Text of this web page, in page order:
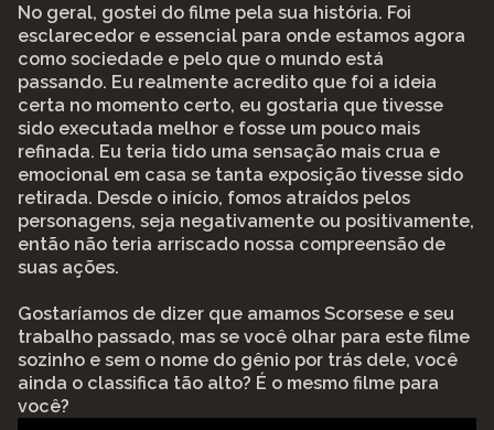
No geral, gostei do filme pela sua história. Foi
esclarecedor e essencial para onde estamos agora
como sociedade e pelo que o mundo está
passando. Eu realmente acredito que foi a ideia
certa no momento certo, eu gostaria que tivesse
sido executada melhor e fosse um pouco mais
refinada. Eu teria tido uma sensação mais crua e
emocional em casa se tanta exposição tivesse sido
retirada. Desde o início, fomos atraídos pelos
personagens, seja negativamente ou positivamente,
então não teria arriscado nossa compreensão de
suas ações.
Gostaríamos de dizer que amamos Scorsese e seu
trabalho passado, mas se você olhar para este filme
sozinho e sem o nome do gênio por trás dele, você
ainda o classifica tão alto? É o mesmo filme para
você?